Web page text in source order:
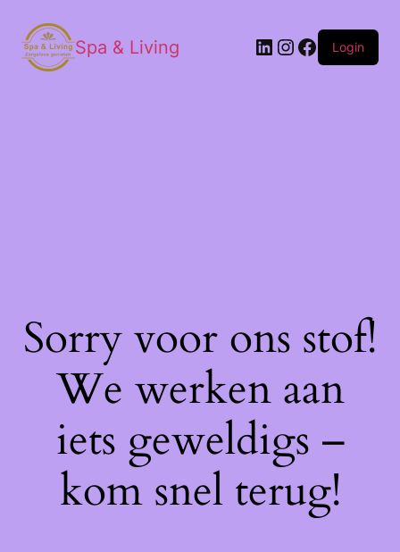
Spa & Living Login
Sorry voor ons stof!
We werken aan
iets geweldigs –
kom snel terug!